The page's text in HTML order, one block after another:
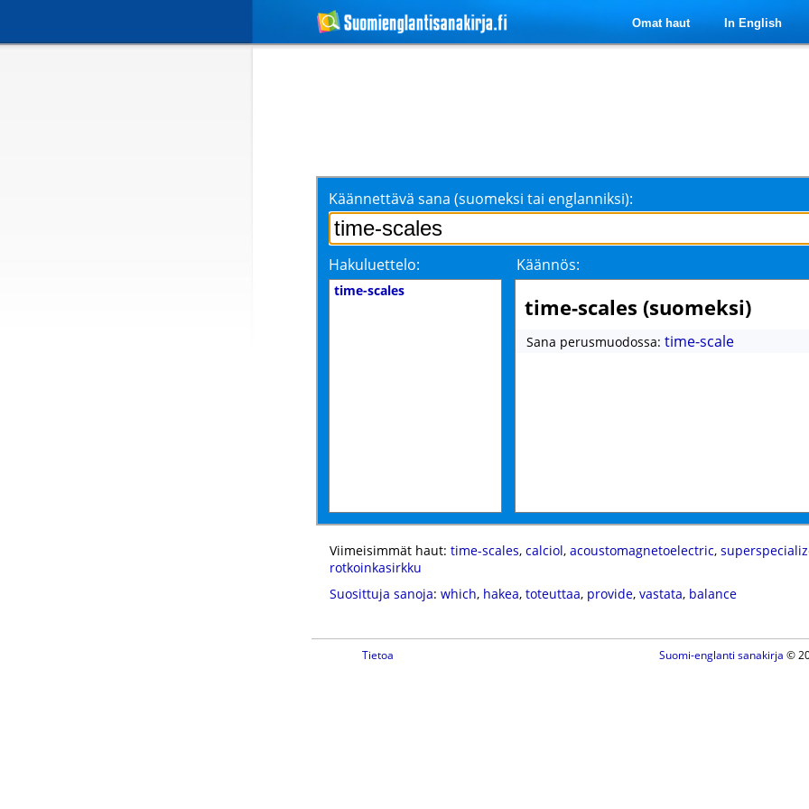
Omat haut In English
Käännettävä sana (suomeksi tai englanniksi):
Hakuluettelo: Käännös:
time-scales
time-scales (suomeksi)
Sana perusmuodossa: time-scale
Viimeisimmät haut: time-scales, calciol, acoustomagnetoelectric,
rotkoinkasirkku
Suosittuja sanoja: which, hakea, toteuttaa, provide, vastata, balance
Tietoa Suomi-englanti sanakirja ©